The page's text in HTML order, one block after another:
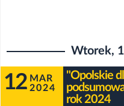
Wtorek,
12 MAR
2024
"Opolskie
rok 2024